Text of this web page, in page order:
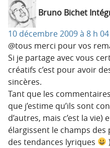
Bruno Bichet
10 décembre 2009 à 8 h
@tous merci pour vos
Si je partage avec vous
créatifs c’est pour avoir
sincères.
Tant que les
que j’estime qu’ils sont
d’autres, mais c’est la
élargissent le champs des
des tendances lyriques
)